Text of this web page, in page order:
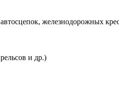
автосцепок, железнодорожных
рельсов и др.)